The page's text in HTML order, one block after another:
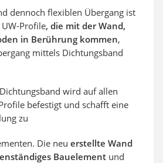
dennoch flexiblen Übergang ist
UW-Profile, die mit der Wand,
in Berührung kommen,
mittels Dichtungsband
wird auf allen
befestigt und schafft eine
zu
Die neu erstellte Wand
Bauelement und